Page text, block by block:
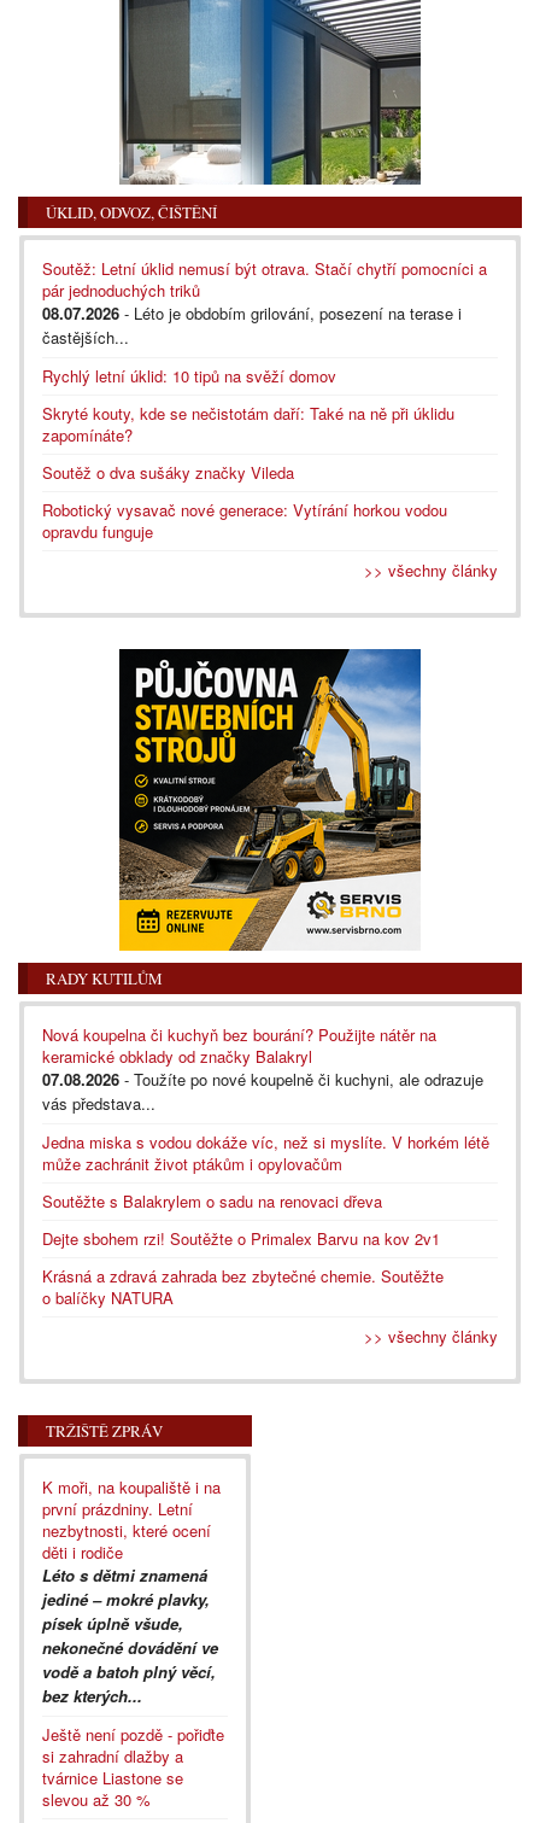
ÚKLID, ODVOZ, ČIŠTĚNÍ
Soutěž: Letní úklid nemusí být otrava. Stačí chytří pomocníci a
pár jednoduchých triků
08.07.2026 - Léto je obdobím grilování, posezení na terase i
častějších...
Rychlý letní úklid: 10 tipů na svěží domov
Skryté kouty, kde se nečistotám daří: Také na ně při úklidu
zapomínáte?
Soutěž o dva sušáky značky Vileda
Robotický vysavač nové generace: Vytírání horkou vodou
opravdu funguje
>> všechny články
RADY KUTILŮM
Nová koupelna či kuchyň bez bourání? Použijte nátěr na
keramické obklady od značky Balakryl
07.08.2026 - Toužíte po nové koupelně či kuchyni, ale odrazuje
vás představa...
Jedna miska s vodou dokáže víc, než si myslíte. V horkém létě
může zachránit život ptákům i opylovačům
Soutěžte s Balakrylem o sadu na renovaci dřeva
Dejte sbohem rzi! Soutěžte o Primalex Barvu na kov 2v1
Krásná a zdravá zahrada bez zbytečné chemie. Soutěžte
o balíčky NATURA
>> všechny články
TRŽIŠTĚ ZPRÁV
K moři, na koupaliště i na
první prázdniny. Letní
nezbytnosti, které ocení
děti i rodiče
Léto s dětmi znamená
jediné – mokré plavky,
písek úplně všude,
nekonečné dovádění ve
vodě a batoh plný věcí,
bez kterých...
Ještě není pozdě - pořiďte
si zahradní dlažby a
tvárnice Liastone se
slevou až 30 %